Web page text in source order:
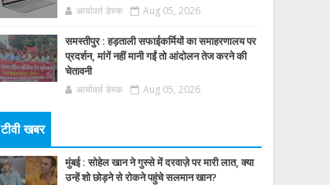
आर्यावर्त डेस्क Aug 05, 2026
समस्तीपुर : हड़ताली सफाईकर्मियों का समाहरणालय पर
प्रदर्शन, मांगें नहीं मानी गईं तो आंदोलन तेज करने की
चेतावनी
आर्यावर्त डेस्क Aug 05, 2026
टीवी खबर
मुंबई : सोहेल खान ने गुस्से में दरवाज़े पर मारी लात, क्या
उन्हें शो छोड़ने से रोकने पहुंचे सलमान खान?